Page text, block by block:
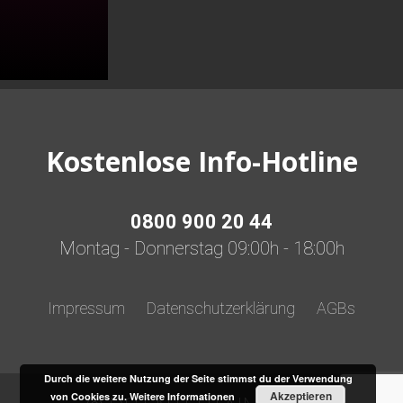
Kostenlose Info-Hotline
0800 900 20 44
Montag - Donnerstag 09:00h - 18:00h
Impressum Datenschutzerklärung AGBs
Durch die weitere Nutzung der Seite stimmst du der Verwendung
von Cookies zu.Weitere Informationen Akzeptieren